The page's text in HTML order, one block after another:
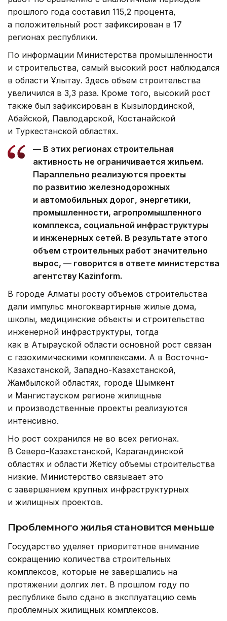
прошлого года составил 115,2 процента,
а положительный рост зафиксирован в 17
регионах республики.
По информации Министерства промышленности
и строительства, самый высокий рост наблюдался
в области Ұлытау. Здесь объем строительства
увеличился в 3,3 раза. Кроме того, высокий рост
также был зафиксирован в Кызылординской,
Абайской, Павлодарской, Костанайской
и Туркестанской областях.
— В этих регионах строительная
активность не ограничивается жильем.
Параллельно реализуются проекты
по развитию железнодорожных
и автомобильных дорог, энергетики,
промышленности, агропромышленного
комплекса, социальной инфраструктуры
и инженерных сетей. В результате этого
объем строительных работ значительно
вырос, — говорится в ответе министерства
агентству Kazinform.
В городе Алматы росту объемов строительства
дали импульс многоквартирные жилые дома,
школы, медицинские объекты и строительство
инженерной инфраструктуры, тогда
как в Атырауской области основной рост связан
с газохимическими комплексами. А в Восточно-
Казахстанской, Западно-Казахстанской,
Жамбылской областях, городе Шымкент
и Мангистауском регионе жилищные
и производственные проекты реализуются
интенсивно.
Но рост сохранился не во всех регионах.
В Северо-Казахстанской, Карагандинской
областях и области Жетісу объемы строительства
низкие. Министерство связывает это
с завершением крупных инфраструктурных
и жилищных проектов.
Проблемного жилья становится меньше
Государство уделяет приоритетное внимание
сокращению количества строительных
комплексов, которые не завершались на
протяжении долгих лет. В прошлом году по
республике было сдано в эксплуатацию семь
проблемных жилищных комплексов.